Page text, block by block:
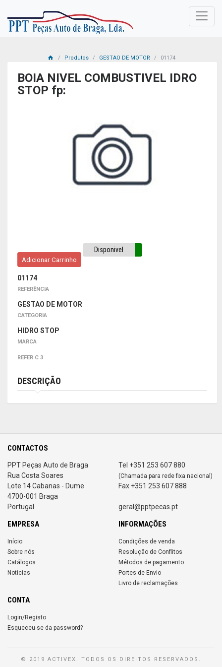
Produtos GESTAO DE MOTOR 01174
BOIA NIVEL COMBUSTIVEL IDRO
STOP fp:
Adicionar Carrinho
Disponivel
01174
REFERÊNCIA
GESTAO DE MOTOR
CATEGORIA
HIDRO STOP
MARCA
REFER C 3
DESCRIÇÃO
CONTACTOS
PPT Peças Auto de Braga
Rua Costa Soares
Lote 14 Cabanas - Dume
4700-001 Braga
Portugal
Tel +351 253 607 880
(Chamada para rede fixa nacional)
Fax +351 253 607 888
geral@pptpecas.pt
EMPRESA
Início
Sobre nós
Catálogos
Noticias
INFORMAÇÕES
Condições de venda
Resolução de Conflitos
Métodos de pagamento
Portes de Envio
Livro de reclamações
CONTA
Login/Registo
Esqueceu-se da password?
© 2019 ACTIVEX. TODOS OS DIREITOS RESERVADOS.